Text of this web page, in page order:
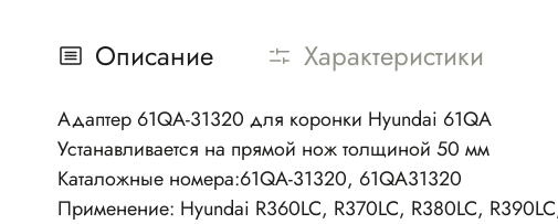
Описание Характеристики
Адаптер 61QA-31320 для коронки Hyundai 61QA
Устанавливается на прямой нож толщиной 50 мм
Каталожные номера:61QA-31320, 61QA31320
Применение: Hyundai R360LC, R370LC, R380LC,